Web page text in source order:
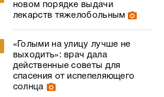
новом порядке выдачи
лекарств тяжелобольным
«Голыми на улицу лучше не
выходить»: врач дала
действенные советы для
спасения от испепеляющего
солнца